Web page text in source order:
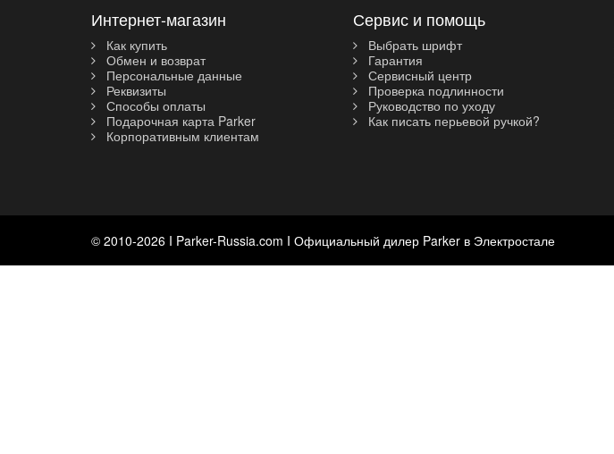
Интернет-магазин
Как купить
Обмен и возврат
Персональные данные
Реквизиты
Способы оплаты
Подарочная карта Parker
Корпоративным клиентам
Сервис и помощь
Выбрать шрифт
Гарантия
Сервисный центр
Проверка подлинности
Руководство по уходу
Как писать перьевой ручкой?
© 2010-2026 I Parker-Russia.com I Официальный дилер Parker в Электростале